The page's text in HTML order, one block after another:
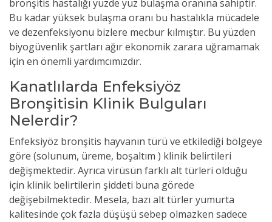
bronşitis hastalığı yüzde yüz bulaşma oranına sahiptir.
Bu kadar yüksek bulaşma oranı bu hastalıkla mücadele
ve dezenfeksiyonu bizlere mecbur kılmıştır. Bu yüzden
biyogüvenlik şartları ağır ekonomik zarara uğramamak
için en önemli yardımcımızdır.
Kanatlılarda Enfeksiyöz
Bronşitisin Klinik Bulguları
Nelerdir?
Enfeksiyöz bronşitis hayvanın türü ve etkilediği bölgeye
göre (solunum, üreme, boşaltım ) klinik belirtileri
değişmektedir. Ayrıca virüsün farklı alt türleri olduğu
için klinik belirtilerin şiddeti buna görede
değişebilmektedir. Mesela, bazı alt türler yumurta
kalitesinde çok fazla düşüşü sebep olmazken sadece